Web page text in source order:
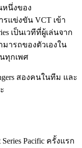
หนึ่งของ
รแข่งขัน VCT เข้า
เป็นเวทีที่ผู้เล่นจาก
มารถของตัวเองใน
ทุกเพศ
สองคนในทีม และ
Pacific ครั้งแรก